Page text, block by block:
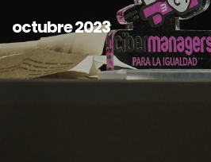
II Encuentro Cibermanagers
Acceso CBMxI
octubre 2023